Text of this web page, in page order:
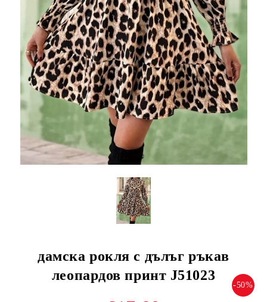
дамска рокля с дълъг ръкав
леопардов принт J51023
-50%